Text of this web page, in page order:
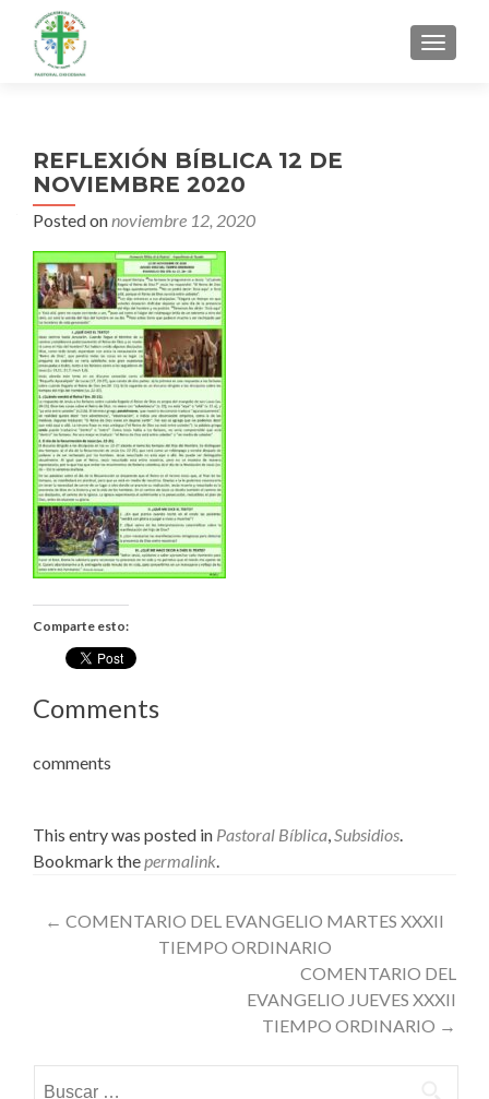
MENU
REFLEXIÓN BÍBLICA 12 DE
NOVIEMBRE 2020
Posted onnoviembre 12, 2020
Comparte esto:
Comments
comments
This entry was posted in Pastoral Bíblica,Subsidios.
Bookmark thepermalink.
Post
navigation
← COMENTARIO DEL EVANGELIO MARTES XXXII
TIEMPO ORDINARIO
COMENTARIO DEL
EVANGELIO JUEVES XXXII
TIEMPO ORDINARIO →